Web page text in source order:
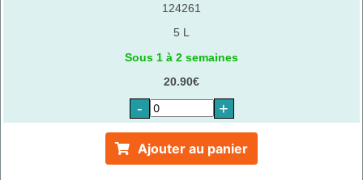
124261
5 L
Sous 1 à 2 semaines
20.90€
- +
Ajouter au panier